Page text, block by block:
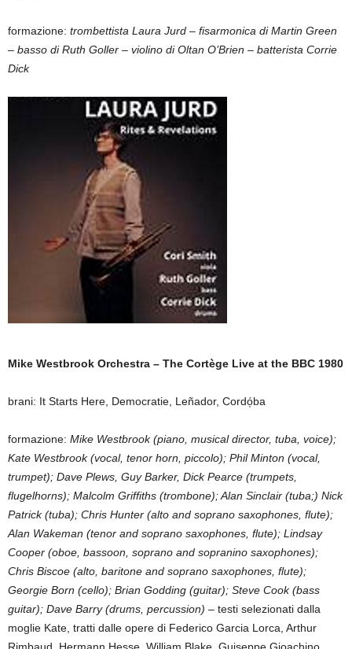
formazione: trombettista Laura Jurd – fisarmonica di Martin Green
– basso di Ruth Goller – violino di Oltan O’Brien – batterista Corrie
Dick
Mike Westbrook Orchestra – The Cortège Live at the BBC 1980
brani: It Starts Here, Democratie, Leñador, Cordó̩ba
formazione: Mike Westbrook (piano, musical director, tuba, voice);
Kate Westbrook (vocal, tenor horn, piccolo); Phil Minton (vocal,
trumpet); Dave Plews, Guy Barker, Dick Pearce (trumpets,
flugelhorns); Malcolm Griffiths (trombone); Alan Sinclair (tuba;) Nick
Patrick (tuba); Chris Hunter (alto and soprano saxophones, flute);
Alan Wakeman (tenor and soprano saxophones, flute); Lindsay
Cooper (oboe, bassoon, soprano and sopranino saxophones);
Chris Biscoe (alto, baritone and soprano saxophones, flute);
Georgie Born (cello); Brian Godding (guitar); Steve Cook (bass
guitar); Dave Barry (drums, percussion) – testi selezionati dalla
moglie Kate, tratti dalle opere di Federico Garcia Lorca, Arthur
Rimbaud, Hermann Hesse, William Blake, Guiseppe Gioachino